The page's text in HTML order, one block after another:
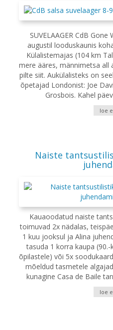
SUVELAAGER CdB
augustil looduskaunis
Külalistemajas (104 km
mere ääres, männimetsa all
pilte siit. Aukülalisteks on
õpetajad Londonist: Joe
Grosbois. Kahel
loe
Naiste
Kauaoodatud naiste
toimuvad 2x nädalas,
1 kuu jooksul ja Alina
tasuda 1 korra kaupa
õpilastele) või 5x
mõeldud tasmetele
kunagine Casa de Baile
loe